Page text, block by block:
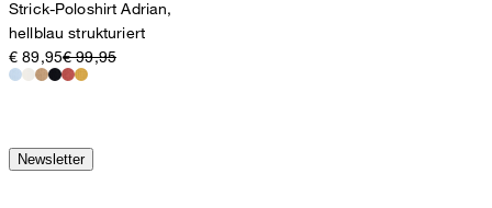
Strick-Poloshirt Adrian,
hellblau strukturiert
€ 89,95€ 99,95
Newsletter